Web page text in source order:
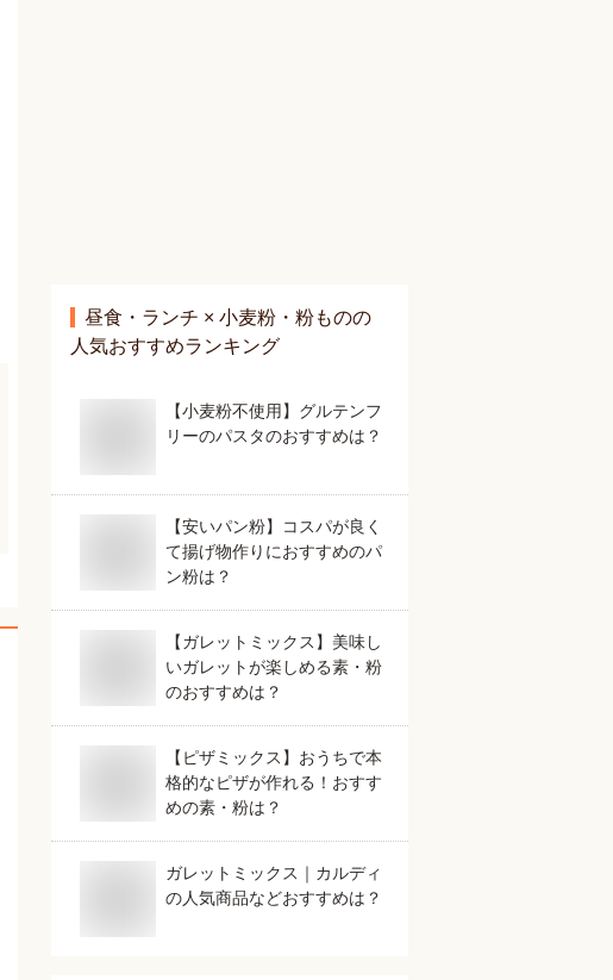
昼食・ランチ × 小麦粉・粉ものの
人気おすすめランキング
【小麦粉不使用】グルテンフ
リーのパスタのおすすめは？
【安いパン粉】コスパが良く
て揚げ物作りにおすすめのパ
ン粉は？
【ガレットミックス】美味し
いガレットが楽しめる素・粉
のおすすめは？
【ピザミックス】おうちで本
格的なピザが作れる！おすす
めの素・粉は？
ガレットミックス｜カルディ
の人気商品などおすすめは？